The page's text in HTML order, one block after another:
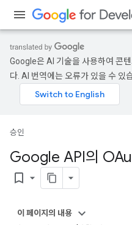
Google은 AI 기술을 사용하여 콘
다. AI 번역에는 오류가 있을 수 있
승인
Google API의
bookmark_border
이 페이지의 내용